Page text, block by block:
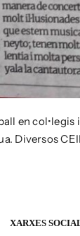
en
Diversos
XARXES